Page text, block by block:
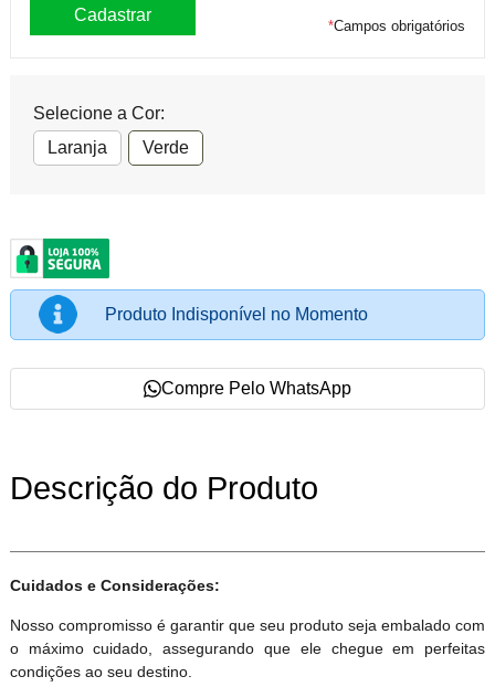
*Campos obrigatórios
Selecione a Cor:
Laranja
Verde
Produto Indisponível no Momento
Compre Pelo WhatsApp
Descrição do Produto
Cuidados e Considerações:
Nosso compromisso é garantir que seu produto seja embalado com
o máximo cuidado, assegurando que ele chegue em perfeitas
condições ao seu destino.